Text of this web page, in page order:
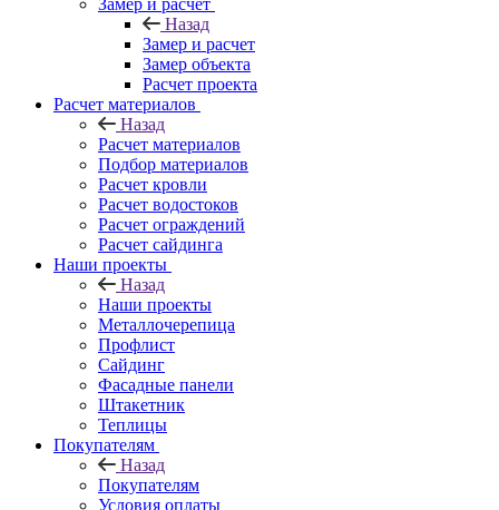
Замер и расчет
Назад
Замер и расчет
Замер объекта
Расчет проекта
Расчет материалов
Назад
Расчет материалов
Подбор материалов
Расчет кровли
Расчет водостоков
Расчет ограждений
Расчет сайдинга
Наши проекты
Назад
Наши проекты
Металлочерепица
Профлист
Сайдинг
Фасадные панели
Штакетник
Теплицы
Покупателям
Назад
Покупателям
Условия оплаты